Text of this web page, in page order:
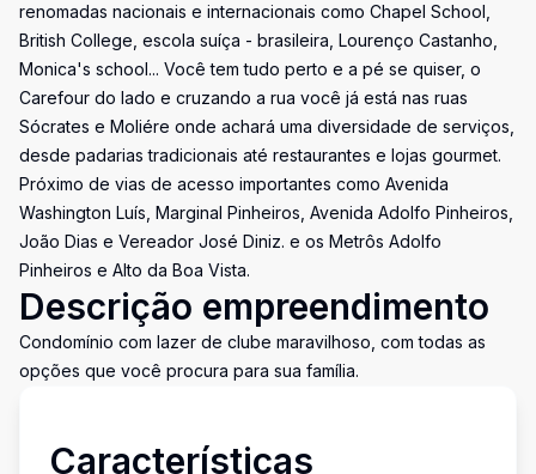
renomadas nacionais e internacionais como Chapel School,
British College, escola suíça - brasileira, Lourenço Castanho,
Monica's school... Você tem tudo perto e a pé se quiser, o
Carefour do lado e cruzando a rua você já está nas ruas
Sócrates e Moliére onde achará uma diversidade de serviços,
desde padarias tradicionais até restaurantes e lojas gourmet.
Próximo de vias de acesso importantes como Avenida
Washington Luís, Marginal Pinheiros, Avenida Adolfo Pinheiros,
João Dias e Vereador José Diniz. e os Metrôs Adolfo
Pinheiros e Alto da Boa Vista.
Descrição empreendimento
Condomínio com lazer de clube maravilhoso, com todas as
opções que você procura para sua família.
Características